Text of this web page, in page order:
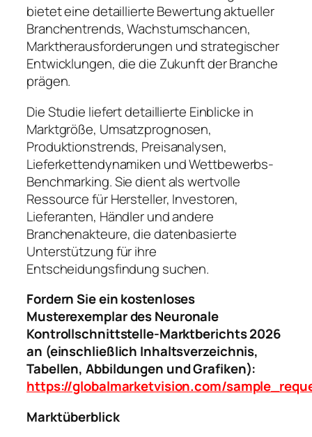
bietet eine detaillierte Bewertung aktueller
Branchentrends, Wachstumschancen,
Marktherausforderungen und strategischer
Entwicklungen, die die Zukunft der Branche
prägen.
Die Studie liefert detaillierte Einblicke in
Marktgröße, Umsatzprognosen,
Produktionstrends, Preisanalysen,
Lieferkettendynamiken und Wettbewerbs-
Benchmarking. Sie dient als wertvolle
Ressource für Hersteller, Investoren,
Lieferanten, Händler und andere
Branchenakteure, die datenbasierte
Unterstützung für ihre
Entscheidungsfindung suchen.
Fordern Sie ein kostenloses
Musterexemplar des Neuronale
Kontrollschnittstelle-Marktberichts 2026
an (einschließlich Inhaltsverzeichnis,
Tabellen, Abbildungen und Grafiken):
https://globalmarketvision.com/
Marktüberblick